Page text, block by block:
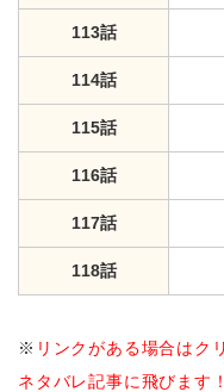
113話
114話
115話
116話
117話
118話
※ リンクがある場合はク
ネタバレ記事に飛びます！